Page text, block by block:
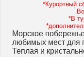
*Курортный
*В
Морское
любимых мест для
Теплая и